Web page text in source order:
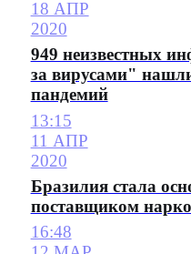
18 АПР
2020
949 неизвестных
за вирусами"
пандемий
13:15
11 АПР
2020
Бразилия стала
поставщиком
16:48